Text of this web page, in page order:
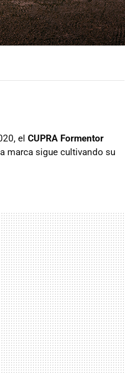
el CUPRA Formentor
marca sigue cultivando su